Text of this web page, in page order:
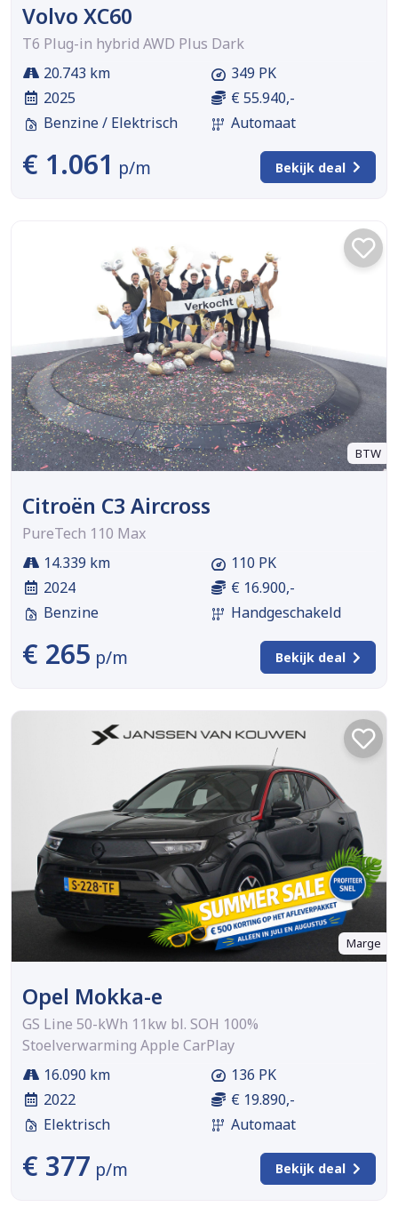
Volvo XC60
T6 Plug-in hybrid AWD Plus Dark
20.743 km
2025
Benzine / Elektrisch
349 PK
€ 55.940,-
Automaat
€ 1.061 p/m Bekijk deal
BTW
Citroën C3 Aircross
PureTech 110 Max
14.339 km
2024
Benzine
110 PK
€ 16.900,-
Handgeschakeld
€ 265 p/m Bekijk deal
Marge
Opel Mokka-e
GS Line 50-kWh 11kw bl. SOH 100%
Stoelverwarming Apple CarPlay
16.090 km
2022
Elektrisch
136 PK
€ 19.890,-
Automaat
€ 377 p/m Bekijk deal